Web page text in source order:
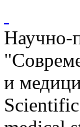
Научно-
и